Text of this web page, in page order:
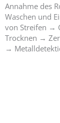
Annahme des
Waschen und
von Streifen →
Trocknen →
→